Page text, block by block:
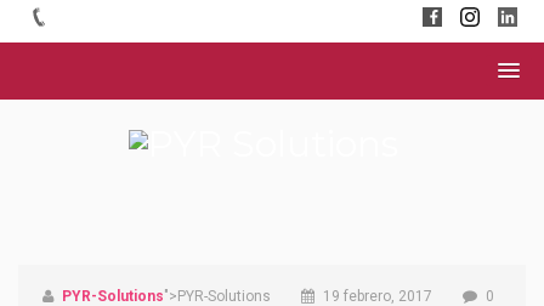
PYR-Solutions">PYR-Solutions 19 febrero, 2017 0